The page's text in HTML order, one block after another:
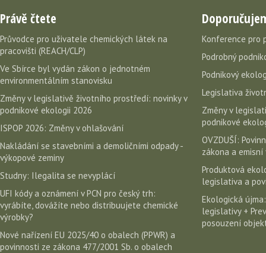
Právě čtete
Průvodce pro uživatele chemických látek na
pracovišti (REACH/CLP)
Ve Sbírce byl vydán zákon o jednotném
environmentálním stanovisku
Změny v legislativě životního prostředí: novinky v
podnikové ekologii 2026
ISPOP 2026: Změny v ohlašování
Nakládání se stavebními a demoličními odpady -
výkopové zeminy
Studny: Ilegalita se nevyplácí
UFI kódy a oznámení v PCN pro český trh:
vyrábíte, dovážíte nebo distribuujete chemické
výrobky?
Nové nařízení EU 2025/40 o obalech (PPWR) a
povinnosti ze zákona 477/2001 Sb. o obalech
Konference pro
Podrobný
Podnikový
Legislativa
Změny v
podnikové
OVZDUŠÍ:
zákona a emisní
Produktová
legislativa a
Ekologická
legislativy +
posouzení